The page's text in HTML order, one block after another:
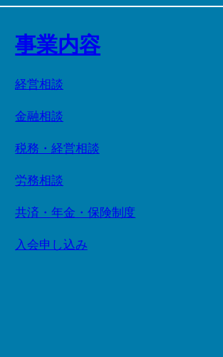
事業内容
経営相談
金融相談
税務・経営相談
労務相談
共済・年金・保険制度
入会申し込み